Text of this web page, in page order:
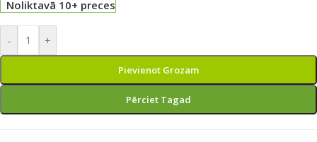
Noliktavā 10+ preces
- +
Pievienot Grozam
Pērciet Tagad